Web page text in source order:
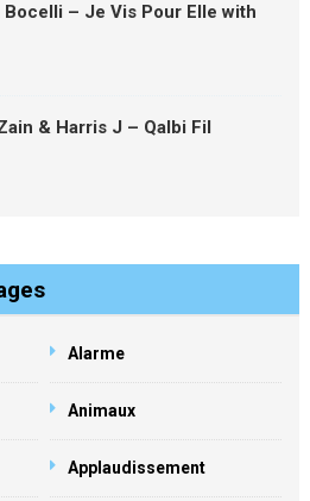
– Je Vis Pour Elle with
& Harris J – Qalbi Fil
Alarme
Animaux
Applaudissement